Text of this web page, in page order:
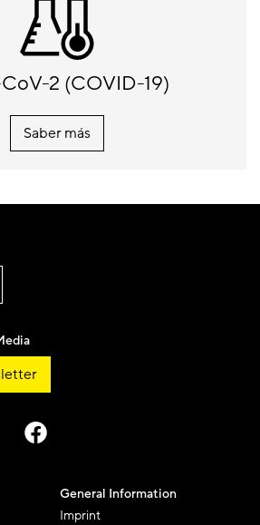
2 (COVID-19)
Saber más
General Information
Imprint